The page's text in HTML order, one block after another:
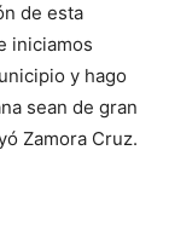
de esta
iniciamos
y hago
sean de gran
Zamora Cruz.